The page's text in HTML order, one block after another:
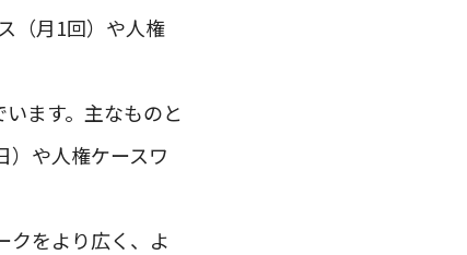
（月1回）や人権
ます。主なものと
）や人権ケースワ
クをより広く、よ